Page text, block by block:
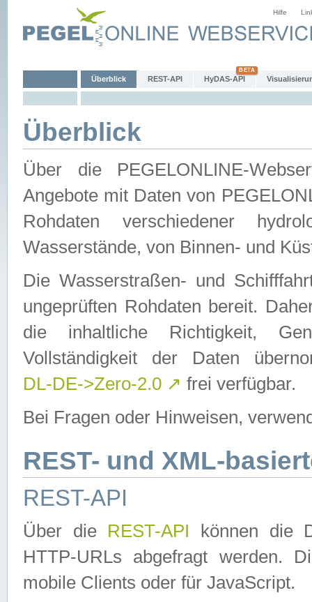
Hilfe
Überblick REST-API HyDAS-API
Überblick
Über die PEGELONLINE-
Angebote mit Daten von
Rohdaten verschiedener
Wasserstände, von Binnen- und
Die Wasserstraßen- und
ungeprüften Rohdaten bereit.
die inhaltliche Richtigkeit,
Vollständigkeit der Daten
DL-DE->Zero-2.0 ↗ frei verfügbar.
Bei Fragen oder Hinweisen,
REST- und XML-
REST-API
Über die REST-API können die
HTTP-URLs abgefragt werden.
mobile Clients oder für JavaScript.